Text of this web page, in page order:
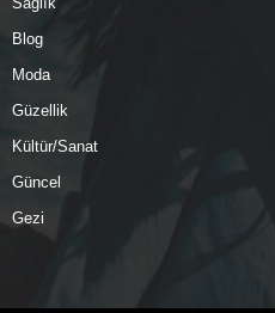
Blog
Moda
Güzellik
Kültür/Sanat
Güncel
Gezi